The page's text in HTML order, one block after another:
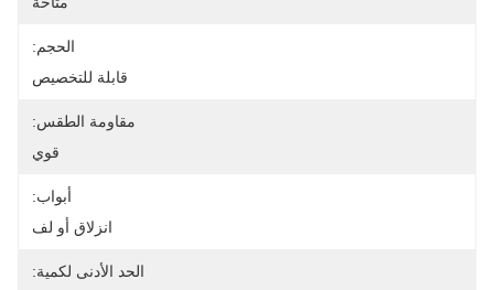
الحجم:
قابلة للتخصيص
مقاومة الطقس:
قوي
أبواب:
انزلاق أو لف
الحد الأدنى لكمية: